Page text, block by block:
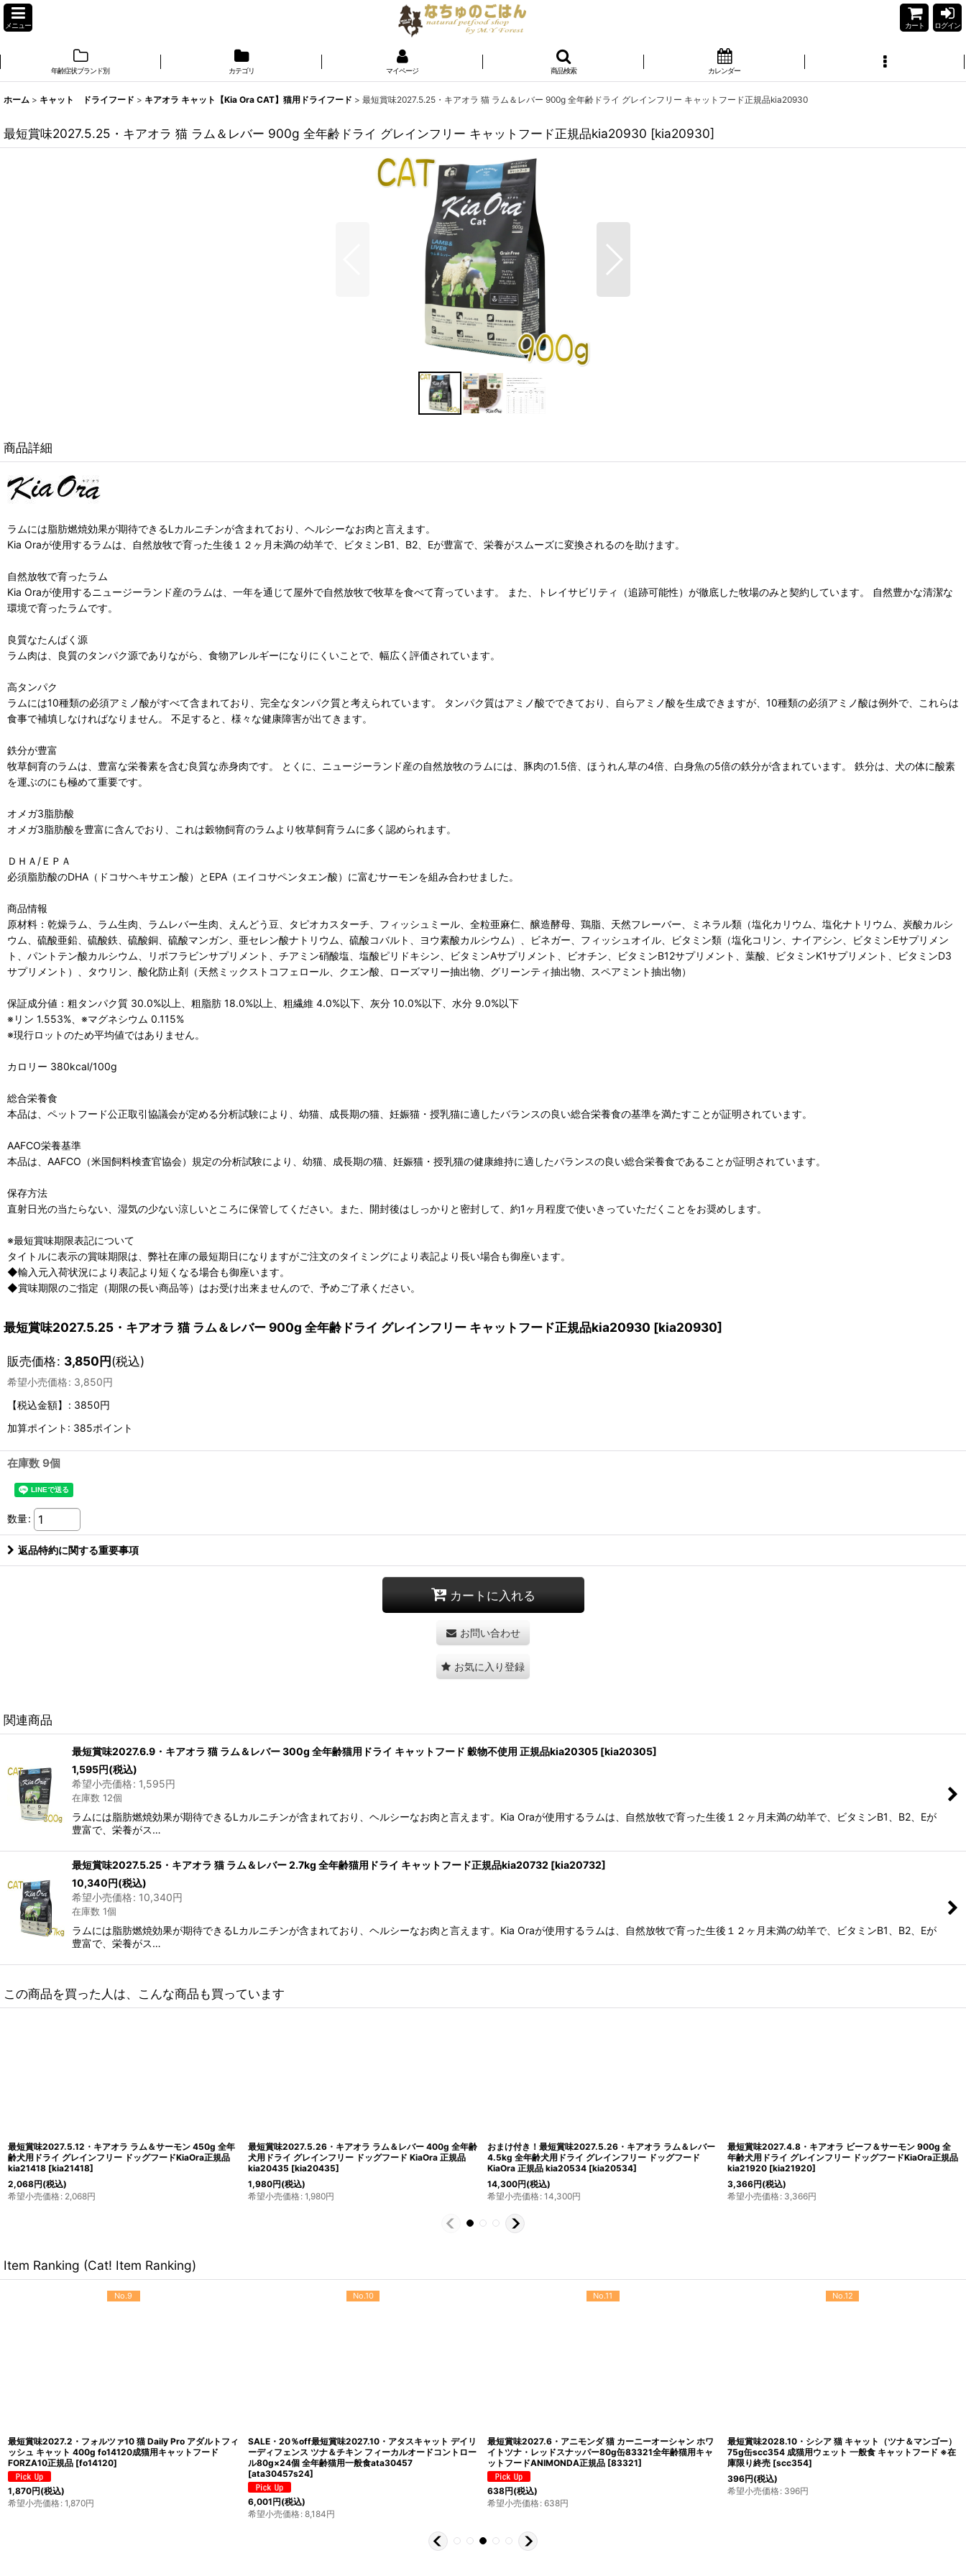
メニュー カート ログイン
年齢症状ブランド別 カテゴリ マイページ 商品検索 カレンダー
ホーム > キャット ドライフード > キアオラ キャット【Kia Ora CAT】猫用ドライフード > 最短賞味2027.5.25・キアオラ 猫 ラム＆レバー 900g 全年齢ドライ グレインフリー キャットフード正規品kia20930
最短賞味2027.5.25・キアオラ 猫 ラム＆レバー 900g 全年齢ドライ グレインフリー キャットフード正規品kia20930 [kia20930]
商品詳細
ラムには脂肪燃焼効果が期待できるLカルニチンが含まれており、ヘルシーなお肉と言えます。
Kia Oraが使用するラムは、自然放牧で育った生後１２ヶ月未満の幼羊で、ビタミンB1、B2、Eが豊富で、栄養がスムーズに変換されるのを助けます。
自然放牧で育ったラム
Kia Oraが使用するニュージーランド産のラムは、一年を通じて屋外で自然放牧で牧草を食べて育っています。 また、トレイサビリティ（追跡可能性）が徹底した牧場のみと契約しています。 自然豊かな清潔な
環境で育ったラムです。
良質なたんぱく源
ラム肉は、良質のタンパク源でありながら、食物アレルギーになりにくいことで、幅広く評価されています。
高タンパク
ラムには10種類の必須アミノ酸がすべて含まれており、完全なタンパク質と考えられています。 タンパク質はアミノ酸でできており、自らアミノ酸を生成できますが、10種類の必須アミノ酸は例外で、これらは
食事で補填しなければなりません。 不足すると、様々な健康障害が出てきます。
鉄分が豊富
牧草飼育のラムは、豊富な栄養素を含む良質な赤身肉です。 とくに、ニュージーランド産の自然放牧のラムには、豚肉の1.5倍、ほうれん草の4倍、白身魚の5倍の鉄分が含まれています。 鉄分は、犬の体に酸素
を運ぶのにも極めて重要です。
オメガ3脂肪酸
オメガ3脂肪酸を豊富に含んでおり、これは穀物飼育のラムより牧草飼育ラムに多く認められます。
ＤＨＡ/ＥＰＡ
必須脂肪酸のDHA（ドコサヘキサエン酸）とEPA（エイコサペンタエン酸）に富むサーモンを組み合わせました。
商品情報
原材料：乾燥ラム、ラム生肉、ラムレバー生肉、えんどう豆、タピオカスターチ、フィッシュミール、全粒亜麻仁、醸造酵母、鶏脂、天然フレーバー、ミネラル類（塩化カリウム、塩化ナトリウム、炭酸カルシ
ウム、硫酸亜鉛、硫酸鉄、硫酸銅、硫酸マンガン、亜セレン酸ナトリウム、硫酸コバルト、ヨウ素酸カルシウム）、ビネガー、フィッシュオイル、ビタミン類（塩化コリン、ナイアシン、ビタミンEサプリメン
ト、パントテン酸カルシウム、リボフラビンサプリメント、チアミン硝酸塩、塩酸ピリドキシン、ビタミンAサプリメント、ビオチン、ビタミンB12サプリメント、葉酸、ビタミンK1サプリメント、ビタミンD3
サプリメント）、タウリン、酸化防止剤（天然ミックストコフェロール、クエン酸、ローズマリー抽出物、グリーンティ抽出物、スペアミント抽出物）
保証成分値：粗タンパク質 30.0%以上、粗脂肪 18.0%以上、粗繊維 4.0%以下、灰分 10.0%以下、水分 9.0%以下
※リン 1.553%、※マグネシウム 0.115%
※現行ロットのため平均値ではありません。
カロリー 380kcal/100g
総合栄養食
本品は、ペットフード公正取引協議会が定める分析試験により、幼猫、成長期の猫、妊娠猫・授乳猫に適したバランスの良い総合栄養食の基準を満たすことが証明されています。
AAFCO栄養基準
本品は、AAFCO（米国飼料検査官協会）規定の分析試験により、幼猫、成長期の猫、妊娠猫・授乳猫の健康維持に適したバランスの良い総合栄養食であることが証明されています。
保存方法
直射日光の当たらない、湿気の少ない涼しいところに保管してください。また、開封後はしっかりと密封して、約1ヶ月程度で使いきっていただくことをお奨めします。
※最短賞味期限表記について
タイトルに表示の賞味期限は、弊社在庫の最短期日になりますがご注文のタイミングにより表記より長い場合も御座います。
◆輸入元入荷状況により表記より短くなる場合も御座います。
◆賞味期限のご指定（期限の長い商品等）はお受け出来ませんので、予めご了承ください。
最短賞味2027.5.25・キアオラ 猫 ラム＆レバー 900g 全年齢ドライ グレインフリー キャットフード正規品kia20930 [kia20930]
販売価格: 3,850円(税込)
希望小売価格: 3,850円
【税込金額】
: 3850円
加算ポイント: 385ポイント
在庫数 9個
数量:
返品特約に関する重要事項
カートに入れる
お問い合わせ
お気に入り登録
関連商品
最短賞味2027.6.9・キアオラ 猫 ラム＆レバー 300g 全年齢猫用ドライ キャットフード 穀物不使用 正規品kia20305 [kia20305]
1,595円(税込)
希望小売価格: 1,595円
在庫数 12個
ラムには脂肪燃焼効果が期待できるLカルニチンが含まれており、ヘルシーなお肉と言えます。Kia Oraが使用するラムは、自然放牧で育った生後１２ヶ月未満の幼羊で、ビタミンB1、B2、Eが
豊富で、栄養がス…
最短賞味2027.5.25・キアオラ 猫 ラム＆レバー 2.7kg 全年齢猫用ドライ キャットフード正規品kia20732 [kia20732]
10,340円(税込)
希望小売価格: 10,340円
在庫数 1個
ラムには脂肪燃焼効果が期待できるLカルニチンが含まれており、ヘルシーなお肉と言えます。Kia Oraが使用するラムは、自然放牧で育った生後１２ヶ月未満の幼羊で、ビタミンB1、B2、Eが
豊富で、栄養がス…
この商品を買った人は、こんな商品も買っています
最短賞味2027.5.12・キアオラ ラム＆サーモン 450g 全年
齢犬用ドライ グレインフリー ドッグフードKiaOra正規品
kia21418 [kia21418]
2,068円(税込)
希望小売価格: 2,068円
最短賞味2027.5.26・キアオラ ラム＆レバー 400g 全年齢
犬用ドライ グレインフリー ドッグフード KiaOra 正規品
kia20435 [kia20435]
1,980円(税込)
希望小売価格: 1,980円
おまけ付き！最短賞味2027.5.26・キアオラ ラム＆レバー
4.5kg 全年齢犬用ドライ グレインフリー ドッグフード
KiaOra 正規品 kia20534 [kia20534]
14,300円(税込)
希望小売価格: 14,300円
最短賞味2027.4.8・キアオラ ビーフ＆サーモン 900g 全
年齢犬用ドライ グレインフリー ドッグフードKiaOra正規品
kia21920 [kia21920]
3,366円(税込)
希望小売価格: 3,366円
Item Ranking (Cat! Item Ranking)
No.9
最短賞味2027.2・フォルツァ10 猫 Daily Pro アダルトフィ
ッシュ キャット 400g fo14120成猫用キャットフード
FORZA10正規品 [fo14120]
1,870円(税込)
希望小売価格: 1,870円
No.10
SALE・20％off最短賞味2027.10・アタスキャット デイリ
ーディフェンス ツナ＆チキン フィーカルオードコントロー
ル80g×24個 全年齢猫用一般食ata30457
[ata30457s24]
6,001円(税込)
希望小売価格: 8,184円
No.11
最短賞味2027.6・アニモンダ 猫 カーニーオーシャン ホワ
イトツナ・レッドスナッパー80g缶83321全年齢猫用キャ
ットフードANIMONDA正規品 [83321]
638円(税込)
希望小売価格: 638円
No.12
最短賞味2028.10・シシア 猫 キャット（ツナ＆マンゴー）
75g缶scc354 成猫用ウェット 一般食 キャットフード ※在
庫限り終売 [scc354]
396円(税込)
希望小売価格: 396円